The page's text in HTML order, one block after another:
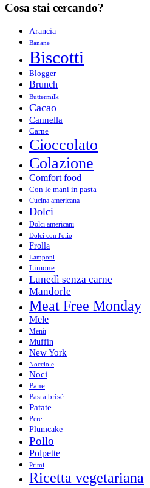
Cosa stai cercando?
Arancia
Banane
Biscotti
Blogger
Brunch
Buttermilk
Cacao
Cannella
Carne
Cioccolato
Colazione
Comfort food
Con le mani in pasta
Cucina americana
Dolci
Dolci americani
Dolci con l'olio
Frolla
Lamponi
Limone
Lunedì senza carne
Mandorle
Meat Free Monday
Mele
Menù
Muffin
New York
Nocciole
Noci
Pane
Pasta brisè
Patate
Pere
Plumcake
Pollo
Polpette
Primi
Ricetta vegetariana